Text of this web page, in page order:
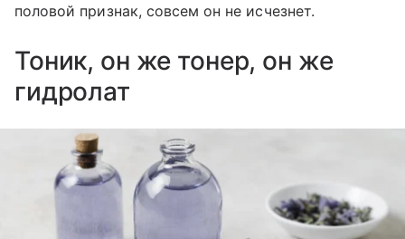
половой признак, совсем он не исчезнет.
Тоник, он же тонер, он же
гидролат